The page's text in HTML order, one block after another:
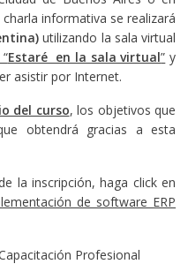
informativa se realizará
utilizando la sala virtual
Estaré en la sala virtual” y
asistir por Internet.
del curso, los objetivos que
obtendrá gracias a esta
la inscripción, haga click en
de software ERP
Profesional